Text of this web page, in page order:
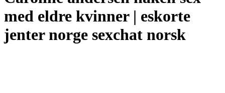
med eldre kvinner | eskorte
jenter norge sexchat norsk